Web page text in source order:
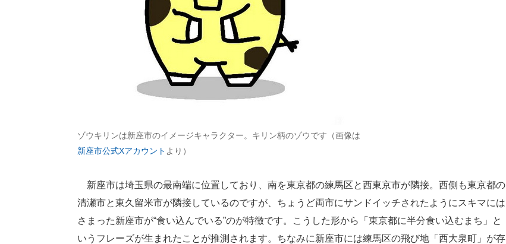
ゾウキリンは新座市のイメージキャラクター。キリン柄のゾウです（画像は
新座市公式Xアカウント より）
新座市は埼玉県の最南端に位置しており、南を東京都の練馬区と西東京市が隣接。西側も東京都の
清瀬市と東久留米市が隣接しているのですが、ちょうど両市にサンドイッチされたようにスキマには
さまった新座市が“食い込んでいる”のが特徴です。こうした形から「東京都に半分食い込むまち」と
いうフレーズが生まれたことが推測されます。ちなみに新座市には練馬区の飛び地「西大泉町」が存